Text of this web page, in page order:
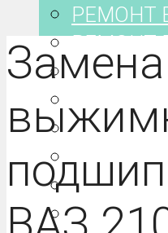
РЕМОНТ
РЕМОНТ
РЕМОНТ
РЕМОНТ
РЕМОНТ
РЕМОНТ
РЕМОНТ
Замена